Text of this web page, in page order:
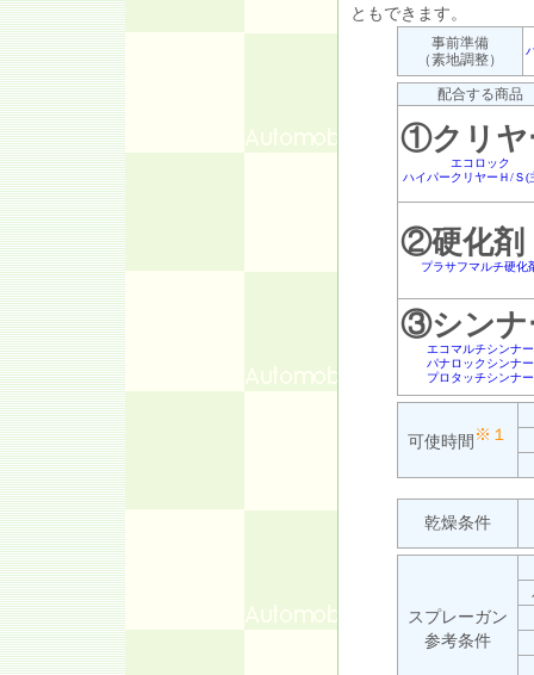
ともできます。
事前準備
（素地調整）
配合する商品
①クリヤ
エコロック
ハイパークリヤーＨ/Ｓ(
②硬化剤
プラサフマルチ硬化
③シンナ
エコマルチシンナー
パナロックシンナー
プロタッチシンナー
可使時間 ※１
乾燥条件
スプレーガン
参考条件